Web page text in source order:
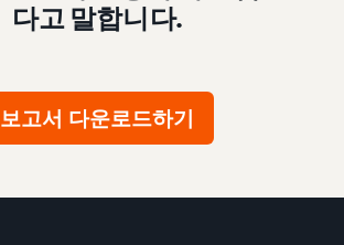
다고 말합니다.
보고서 다운로드하기